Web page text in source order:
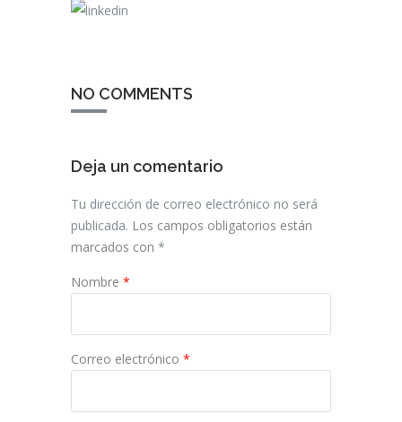
NO COMMENTS
Deja un comentario
Tu dirección de correo electrónico no será
publicada. Los campos obligatorios están
marcados con *
Nombre *
Correo electrónico *